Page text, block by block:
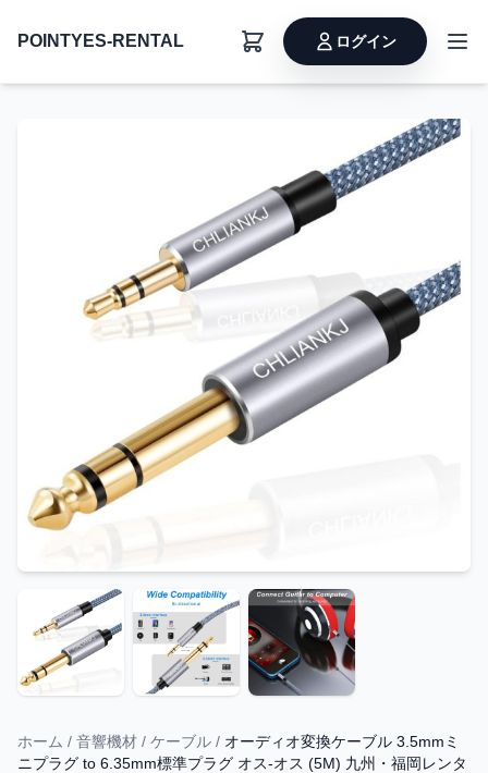
POINTYES-RENTAL ログイン
ホーム / 音響機材 / ケーブル / オーディオ変換ケーブル 3.5mmミ
ニプラグ to 6.35mm標準プラグ オス-オス (5M) 九州・福岡レンタ